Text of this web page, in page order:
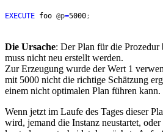
EXECUTE foo @p=5000 ;
Die Ursache: Der Plan für die
muss nicht neu erstellt werden.
Zur Erzeugung wurde der Wert 1
mit 5000 nicht die richtige Schätzung
einem nicht optimalen Plan führen kann.
Wenn jetzt im Laufe des Tages dieser
wird, jemand die Instanz neustartet,